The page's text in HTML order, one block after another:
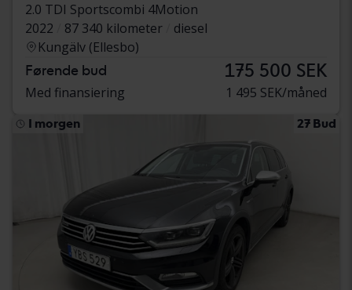
2.0 TDI Sportscombi 4Motion
2022
87 340 kilometer
diesel
Kungälv (Ellesbo)
Førende bud 175 500 SEK
Med finansiering 1 495 SEK/måned
I morgen 27 Bud